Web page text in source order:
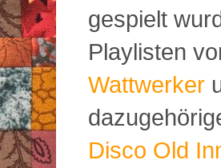
gespielt
Playlisten
Wattwerker
Disco Old